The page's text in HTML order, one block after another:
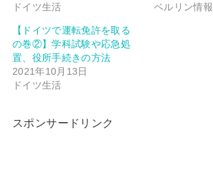
ドイツ生活
ベルリン情報
【ドイツで運転免許を取る
の巻②】学科試験や応急処
置、役所手続きの方法
2021年10月13日
ドイツ生活
スポンサードリンク